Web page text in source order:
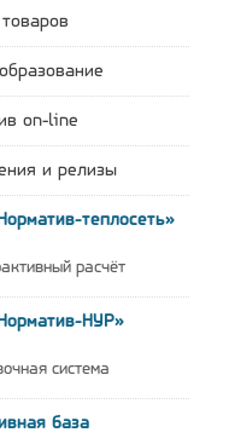
on-line
и релизы
теплосеть»
расчёт
НУР»
система
база